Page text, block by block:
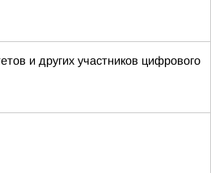
и других участников цифрового